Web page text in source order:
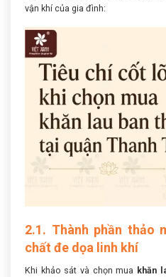
vận khí của gia đình:
2.1. Thành phần thảo
chất đe dọa linh khí
Khi khảo sát và chọn mua khăn